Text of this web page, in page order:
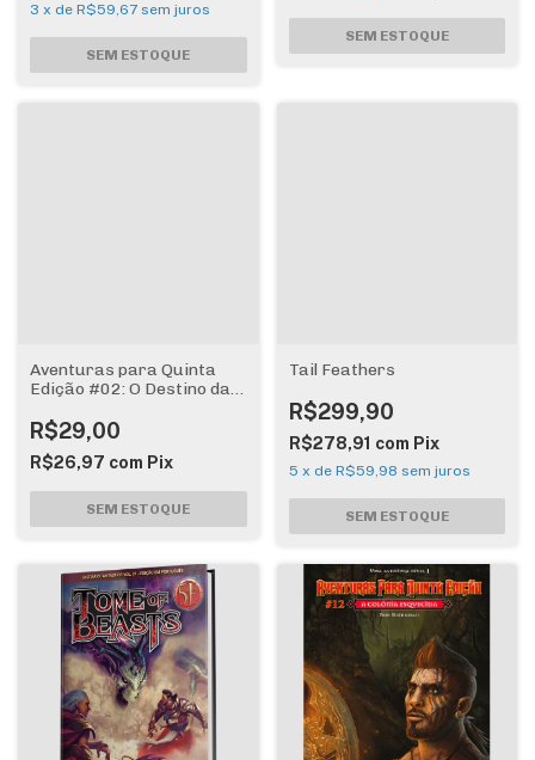
3 x de R$59,67 sem juros
Aventuras para Quinta
Edição #02: O Destino das
R$29,00
R$26,97 com Pix
Tail Feathers
R$299,90
R$278,91 com Pix
5 x de R$59,98 sem juros